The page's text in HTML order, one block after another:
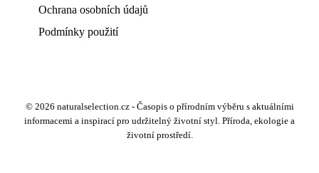
Ochrana osobních údajů
Podmínky použití
© 2026 naturalselection.cz - Časopis o přírodním výběru s aktuálními
informacemi a inspirací pro udržitelný životní styl. Příroda, ekologie a
životní prostředí.